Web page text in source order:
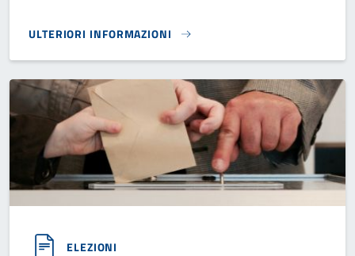
ULTERIORI INFORMAZIONI
CASORATE SEMPIONE}
ELEZIONI